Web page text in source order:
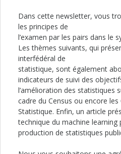
Dans cette newsletter, vous
les principes de
l’examen par les pairs dans le
Les thèmes suivants, qui
interfédéral de
statistique, sont également
indicateurs de suivi des
l’amélioration des statistiques
cadre du Census ou encore
Statistique. Enfin, un article
technique du machine
production de statistiques